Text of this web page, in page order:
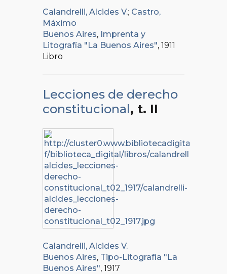
Calandrelli, Alcides V.; Castro,
Máximo
Buenos Aires, Imprenta y
Litografía "La Buenos Aires", 1911
Libro
Lecciones de derecho
constitucional, t. II
Calandrelli, Alcides V.
Buenos Aires, Tipo-Litografía "La
Buenos Aires", 1917